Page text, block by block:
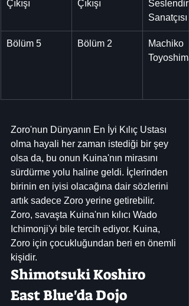
Çıkışı
Çıkışı
Sanatçısı
Bölüm 5 Bölüm 2
Machiko
Toyoshima
Zoro'nun Dünyanın En İyi Kılıç Ustası
olma hayali her zaman istediği bir şey
olsa da, bu onun Kuina'nın mirasını
sürdürme yolu haline geldi. İçlerinden
birinin en iyisi olacağına dair sözlerini
artık sadece Zoro yerine getirebilir.
Zoro, savaşta Kuina'nın kılıcı Wado
Ichimonji'yi bile tercih ediyor. Kuina,
Zoro için çocukluğundan beri en önemli
kişidir.
Shimotsuki Koshiro
East Blue'da Dojo